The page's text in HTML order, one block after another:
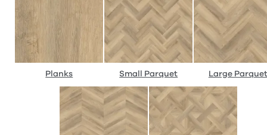
Planks Small Parquet Large Parquet